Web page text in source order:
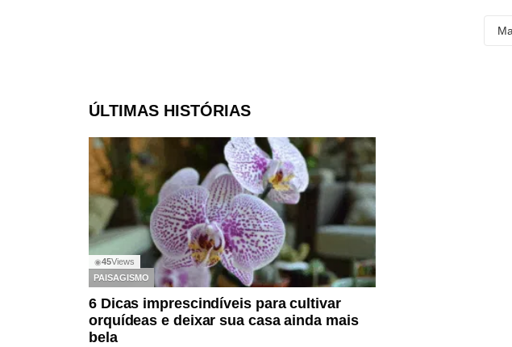
ÚLTIMAS HISTÓRIAS
◉45Views
PAISAGISMO
6 Dicas imprescindíveis para cultivar
orquídeas e deixar sua casa ainda mais
bela